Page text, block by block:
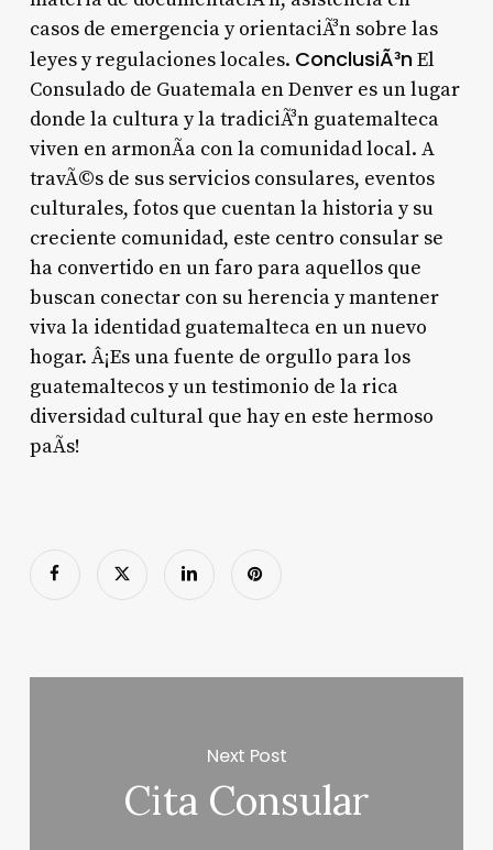
casos de emergencia y orientaciÃ³n sobre las
leyes y regulaciones locales. ConclusiÃ³nEl
Consulado de Guatemala en Denver es un lugar
donde la cultura y la tradiciÃ³n guatemalteca
viven en armonÃ­a con la comunidad local. A
travÃ©s de sus servicios consulares, eventos
culturales, fotos que cuentan la historia y su
creciente comunidad, este centro consular se
ha convertido en un faro para aquellos que
buscan conectar con su herencia y mantener
viva la identidad guatemalteca en un nuevo
hogar. Â¡Es una fuente de orgullo para los
guatemaltecos y un testimonio de la rica
diversidad cultural que hay en este hermoso
paÃ­s!
Next Post
Cita Consular